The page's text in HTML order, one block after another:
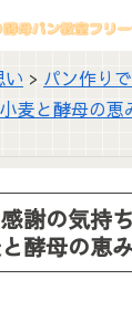
い > パン作り
麦と酵母の恵
謝の気持
酵母の恵